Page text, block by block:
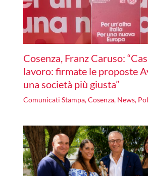
Cosenza, Franz Caruso:
lavoro: firmate le proposte
una società più giusta”
Comunicati Stampa,Cosenza, News,